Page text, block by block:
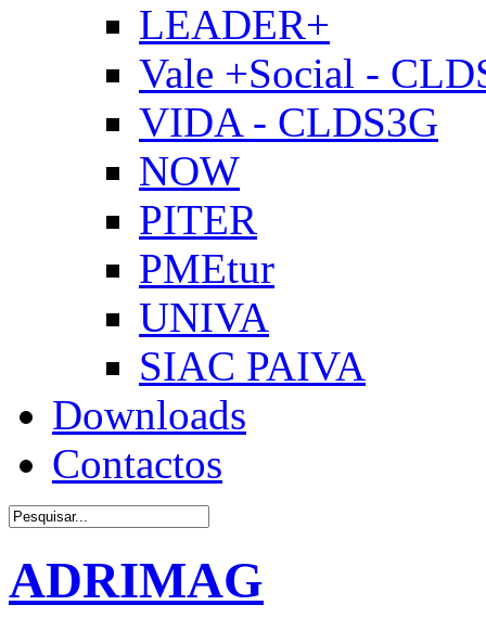
LEADER+
Vale +Social -
VIDA - CLDS3G
NOW
PITER
PMEtur
UNIVA
SIAC PAIVA
Downloads
Contactos
ADRIMAG